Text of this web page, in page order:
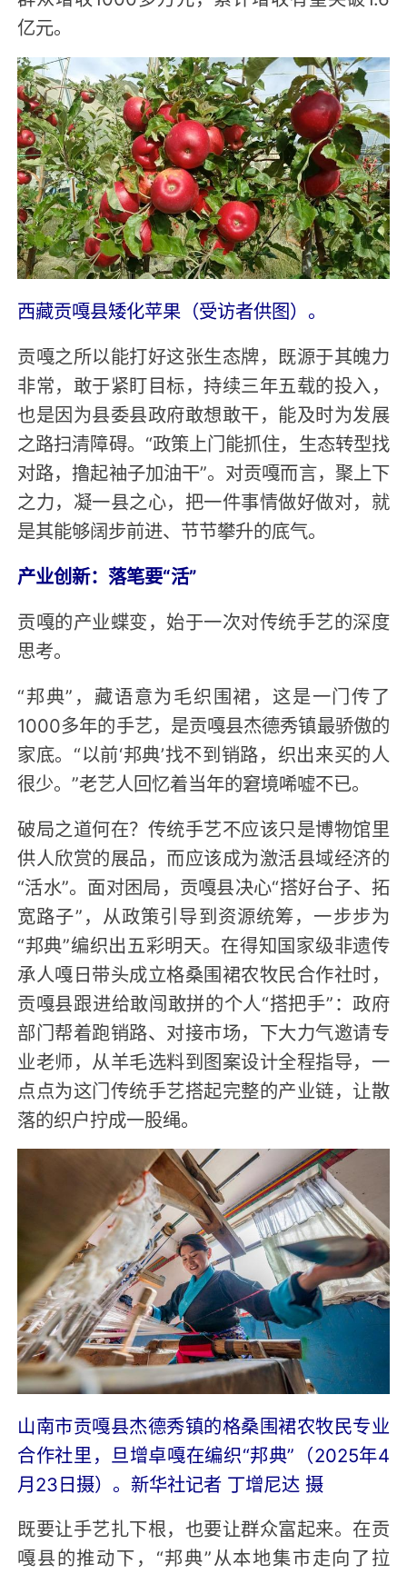
亿元。
西藏贡嘎县矮化苹果（受访者供图）。
贡嘎之所以能打好这张生态牌，既源于其魄力
非常，敢于紧盯目标，持续三年五载的投入，
也是因为县委县政府敢想敢干，能及时为发展
之路扫清障碍。“政策上门能抓住，生态转型找
对路，撸起袖子加油干”。对贡嘎而言，聚上下
之力，凝一县之心，把一件事情做好做对，就
是其能够阔步前进、节节攀升的底气。
产业创新：落笔要“活”
贡嘎的产业蝶变，始于一次对传统手艺的深度
思考。
“邦典”，藏语意为毛织围裙，这是一门传了
1000多年的手艺，是贡嘎县杰德秀镇最骄傲的
家底。“以前‘邦典’找不到销路，织出来买的人
很少。”老艺人回忆着当年的窘境唏嘘不已。
破局之道何在？传统手艺不应该只是博物馆里
供人欣赏的展品，而应该成为激活县域经济的
“活水”。面对困局，贡嘎县决心“搭好台子、拓
宽路子”，从政策引导到资源统筹，一步步为
“邦典”编织出五彩明天。在得知国家级非遗传
承人嘎日带头成立格桑围裙农牧民合作社时，
贡嘎县跟进给敢闯敢拼的个人“搭把手”：政府
部门帮着跑销路、对接市场，下大力气邀请专
业老师，从羊毛选料到图案设计全程指导，一
点点为这门传统手艺搭起完整的产业链，让散
落的织户拧成一股绳。
山南市贡嘎县杰德秀镇的格桑围裙农牧民专业
合作社里，旦增卓嘎在编织“邦典”（2025年4
月23日摄）。新华社记者 丁增尼达 摄
既要让手艺扎下根，也要让群众富起来。在贡
嘎县的推动下，“邦典”从本地集市走向了拉